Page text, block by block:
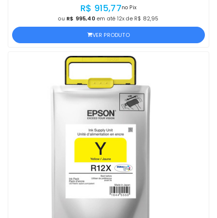
R$ 915,77no Pix
ou R$ 995,40 em até 12x de R$ 82,95
VER PRODUTO